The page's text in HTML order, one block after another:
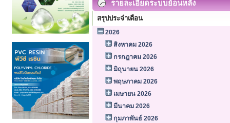
รายละเอียดระบบย้อนหลัง
สรุปประจำเดือน
2026
สิงหาคม 2026
กรกฎาคม 2026
มิถุนายน 2026
พฤษภาคม 2026
เมษายน 2026
มีนาคม 2026
กุมภาพันธ์ 2026